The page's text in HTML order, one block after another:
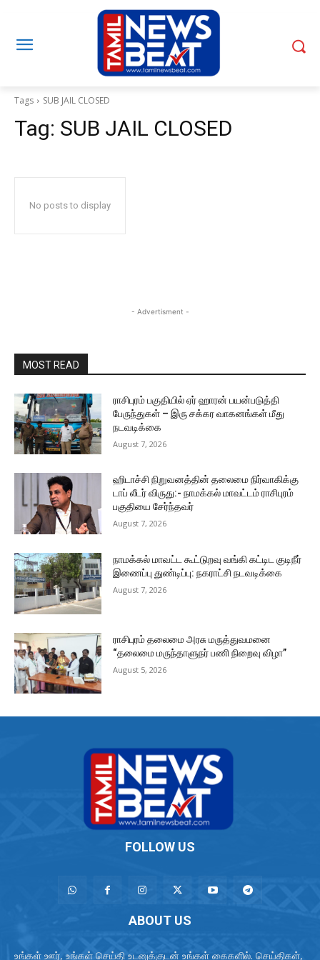
Tags SUB JAIL CLOSED
Tag: SUB JAIL CLOSED
No posts to display
- Advertisment -
MOST READ
ராசிபுரம் பகுதியில் ஏர் ஹாரன் பயன்படுத்தி
பேருந்துகள் – இரு சக்கர வாகனங்கள் மீது
நடவடிக்கை
August 7, 2026
ஹிடாச்சி நிறுவனத்தின் தலைமை நிர்வாகிக்கு
டாப் லீடர் விருது:- நாமக்கல் மாவட்டம் ராசிபுரம்
பகுதியை சேர்ந்தவர்
August 7, 2026
நாமக்கல் மாவட்ட கூட்டுறவு வங்கி கட்டிட குடிநீர்
இணைப்பு துண்டிப்பு: நகராட்சி நடவடிக்கை
August 7, 2026
ராசிபுரம் தலைமை அரசு மருத்துவமனை
“தலைமை மருந்தாளுநர் பணி நிறைவு விழா”
August 5, 2026
FOLLOW US
ABOUT US
உங்கள் ஊர், உங்கள் செய்தி உடனுக்குடன் உங்கள் கைகளில். செய்திகள்,